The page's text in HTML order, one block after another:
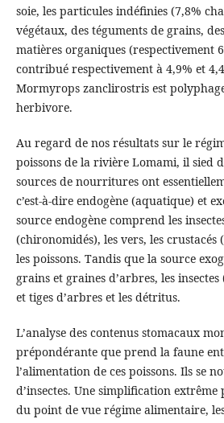
soie, les particules indéfinies (7,8%
végétaux, des téguments de grains,
matières organiques (respectivement
contribué respectivement à 4,9% et
Mormyrops zanclirostris est
herbivore.
Au regard de nos résultats sur le
poissons de la rivière Lomami, il sied
sources de nourritures ont
c’est-à-dire endogène (aquatique) et
source endogène comprend les
(chironomidés), les vers, les crustacés
les poissons. Tandis que la source
grains et graines d’arbres, les
et tiges d’arbres et les détritus.
L’analyse des contenus stomacaux
prépondérante que prend la faune
l’alimentation de ces poissons. Ils se
d’insectes. Une simplification
du point de vue régime alimentaire,